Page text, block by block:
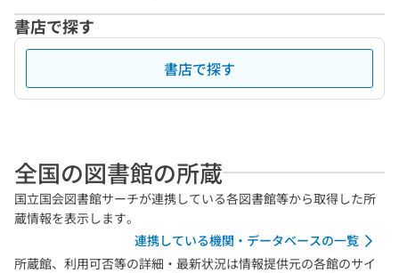
書店で探す
書店で探す
全国の図書館の所蔵
国立国会図書館サーチが連携している各図書館等から取得した所
蔵情報を表示します。
連携している機関・データベースの一覧
所蔵館、利用可否等の詳細・最新状況は情報提供元の各館のサイ